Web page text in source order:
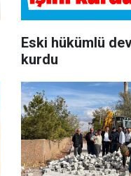
Eski hükümlü
kurdu